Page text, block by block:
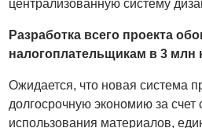
централизованную систему
Разработка всего проекта
налогоплательщикам в 3 млн
Ожидается, что новая система
долгосрочную экономию за счет
использования материалов,